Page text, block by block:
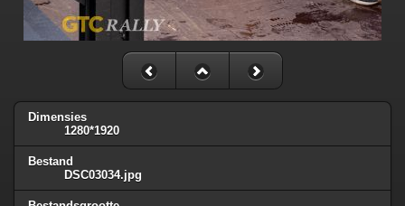
Dimensies
1280*1920
Bestand
DSC03034.jpg